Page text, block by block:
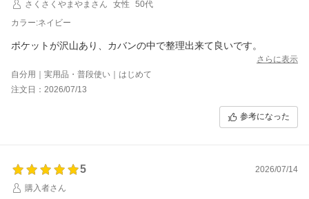
さくさくやまやまさん
女性
50代
カラー:ネイビー
ポケットが沢山あり、カバンの中で整理出来て良いです。
さらに表示
自分用｜実用品・普段使い｜はじめて
注文日：2026/07/13
参考になった
5
2026/07/14
購入者さん